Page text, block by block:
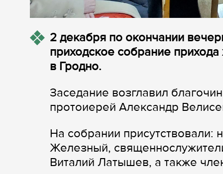
2 декабря по окончании
приходское собрание
в Гродно.
Заседание возглавил
протоиерей Александр
На собрании присутствовали:
Железный,
Виталий Латышев, а также